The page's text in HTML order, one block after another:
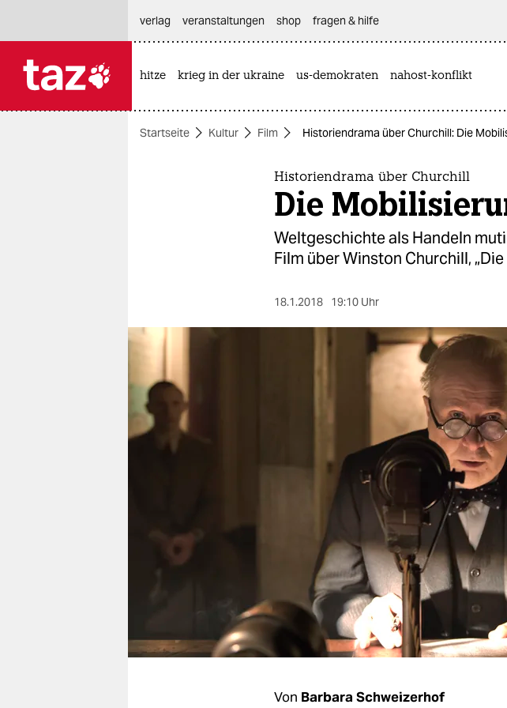
themen
berlin
nord
wahrheit
unterstützen
abo
verlag
veranstaltungen shop fragen & hilfe
hitze krieg in der ukraine us-demokraten nahost-konflikt
Startseite Kultur Film Historiendrama über Churchill: Die
Historiendrama über Churchill
Die
Weltgeschichte als Handeln
Film über Winston Churchill,
18.1.2018 19:10 Uhr
Von Barbara Schweizerhof